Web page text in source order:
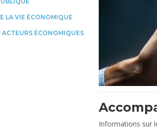
LA VIE ÉCONOMIQUE
ÉCONOMIQUES
Informations sur